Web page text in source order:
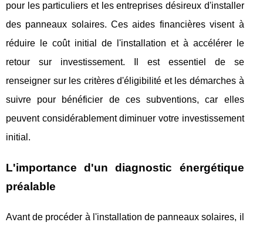
pour les particuliers et les entreprises désireux d'installer
des panneaux solaires. Ces aides financières visent à
réduire le coût initial de l'installation et à accélérer le
retour sur investissement. Il est essentiel de se
renseigner sur les critères d'éligibilité et les démarches à
suivre pour bénéficier de ces subventions, car elles
peuvent considérablement diminuer votre investissement
initial.
L'importance d'un diagnostic énergétique
préalable
Avant de procéder à l'installation de panneaux solaires, il